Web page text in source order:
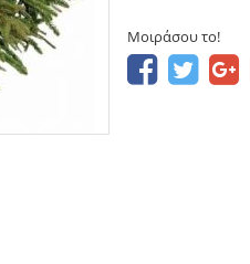
Μοιράσου το!